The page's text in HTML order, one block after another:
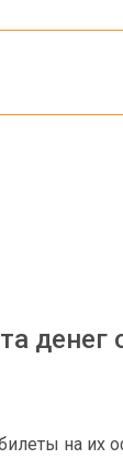
на их